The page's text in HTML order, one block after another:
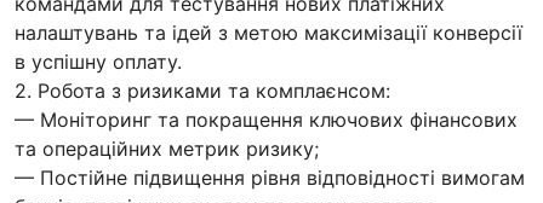
налаштувань та ідей з метою максимізації конверсії
в успішну оплату.
2. Робота з ризиками та комплаєнсом:
— Моніторинг та покращення ключових фінансових
та операційних метрик ризику;
— Постійне підвищення рівня відповідності вимогам